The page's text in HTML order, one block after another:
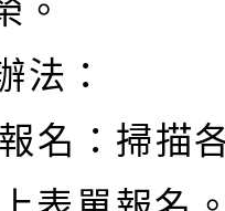
。
：
名：掃描